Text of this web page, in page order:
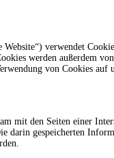
verwendet
werden außerdem
von Cookies auf
mit den Seiten einer
darin gespeicherten